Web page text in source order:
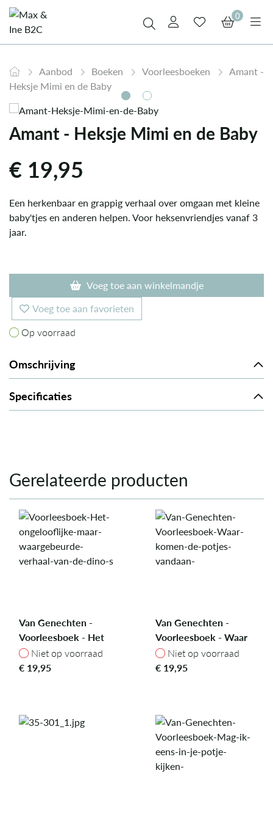
0
Aanbod Boeken Voorleesboeken
Amant -
Heksje Mimi en de Baby
Amant - Heksje Mimi en de Baby
€ 19,95
Een herkenbaar en grappig verhaal over omgaan met kleine
baby'tjes en anderen helpen. Voor heksenvriendjes vanaf 3
jaar.
Voeg toe aan winkelmandje
Voeg toe aan favorieten
Op voorraad
Op voorraad
Omschrijving
Specificaties
Gerelateerde producten
Van Genechten -
Voorleesboek - Het
ongelooflijke maar
waargebeurde verhaal
Niet op voorraad
Niet op voorraad
€ 19,95
Van Genechten -
Voorleesboek - Waar
komen de potjes
vandaan?
Niet op voorraad
Niet op voorraad
€ 19,95